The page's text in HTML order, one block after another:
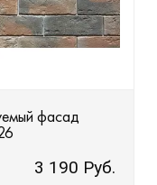
фасад
3 190 Руб.